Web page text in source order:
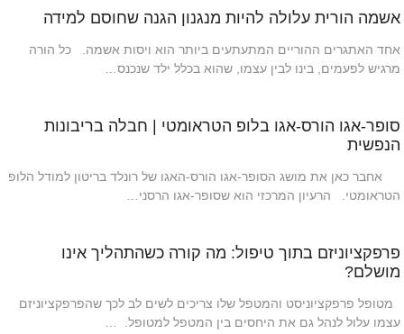
אשמה הורית עלולה להיות מנגנון הגנה שחוסם למידה
אחד האתגרים ההוריים המתעתעים ביותר הוא ויסות אשמה. כל הורה
מרגיש לפעמים, בינו לבין עצמו, שהוא בכלל ילד שנכנס…
סופר-אגו הורס-אגו בלופ הטראומטי | חבלה בריבונות
הנפשית
אחבר כאן את מושג הסופר-אגו הורס-האגו של רונלד בריטון למודל הלופ
הטראומטי. הרעיון המרכזי הוא שסופר-אגו הרסני…
פרפקציוניזם בתוך טיפול: מה קורה כשהתהליך אינו
מושלם?
מטופל פרפקציוניסט והמטפל שלו צריכים לשים לב לכך שהפרפקציוניזם
עצמו עלול לנהל גם את היחסים בין המטפל למטופל. …